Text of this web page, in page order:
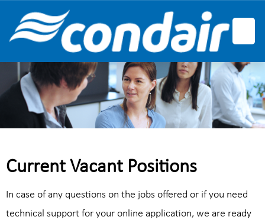
German English French
Current Vacant Positions
In case of any questions on the jobs offered or if you need
technical support for your online application, we are ready